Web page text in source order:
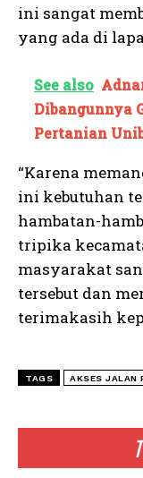
ini sangat
yang ada di
See also
Dibangunnya
Pertanian
“Karena
ini kebutuhan
hambatan-
tripika
masyarakat
tersebut dan
terimakasih
TAGS AKSES JALAN